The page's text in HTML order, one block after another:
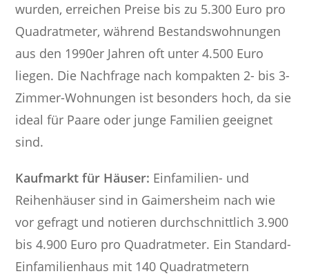
wurden, erreichen Preise bis zu 5.300 Euro pro
Quadratmeter, während Bestandswohnungen
aus den 1990er Jahren oft unter 4.500 Euro
liegen. Die Nachfrage nach kompakten 2- bis 3-
Zimmer-Wohnungen ist besonders hoch, da sie
ideal für Paare oder junge Familien geeignet
sind.
Kaufmarkt für Häuser: Einfamilien- und
Reihenhäuser sind in Gaimersheim nach wie
vor gefragt und notieren durchschnittlich 3.900
bis 4.900 Euro pro Quadratmeter. Ein Standard-
Einfamilienhaus mit 140 Quadratmetern